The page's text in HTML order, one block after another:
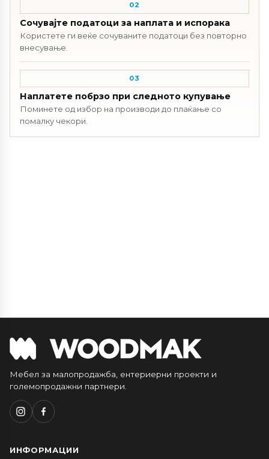
02
Сочувајте податоци за наплата и испорака
Користете ги веќе сочуваните податоци без повторно
внесување.
03
Наплатете побрзо при следното купување
Поминете од избор на производи до плаќање со
помалку чекори.
Мебел за малопродажба, ентериерни проекти и
големопродажни партнери.
ИНФОРМАЦИИ